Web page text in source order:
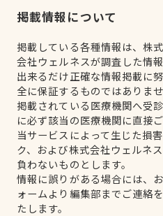
掲載情報について
掲載している各種情報は、株
会社ウェルネスが調査した情
出来るだけ正確な情報掲載に
全に保証するものではありませ
掲載されている医療機関へ受
に必ず該当の医療機関に直接
当サービスによって生じた損
ク、および株式会社ウェルネ
負わないものとします。
情報に誤りがある場合には、
ォームより編集部までご連絡
たします。